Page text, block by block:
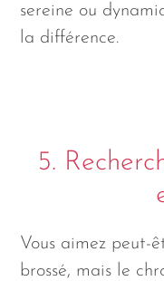
sereine ou
la différence.
5.
Vous aimez peut-
brossé, mais le